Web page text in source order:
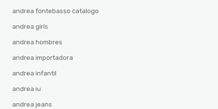
andrea fontebasso catalogo
andrea girls
andrea hombres
andrea importadora
andrea infantil
andrea iu
andrea jeans